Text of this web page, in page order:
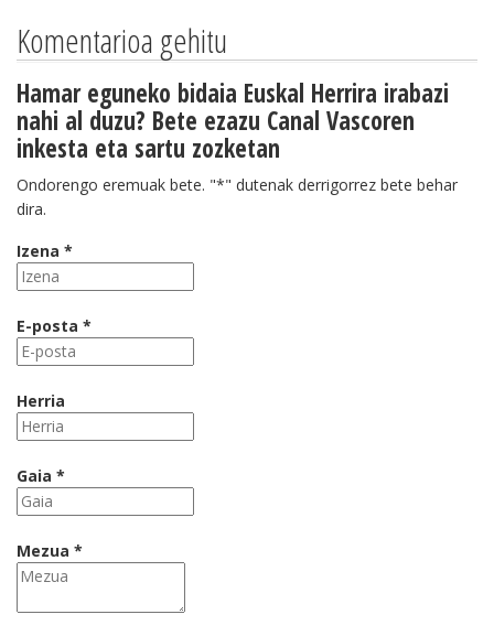
Komentarioa gehitu
Hamar eguneko bidaia Euskal Herrira irabazi
nahi al duzu? Bete ezazu Canal Vascoren
inkesta eta sartu zozketan
Ondorengo eremuak bete. "*" dutenak derrigorrez bete behar
dira.
Izena *
E-posta *
Herria
Gaia *
Mezua *